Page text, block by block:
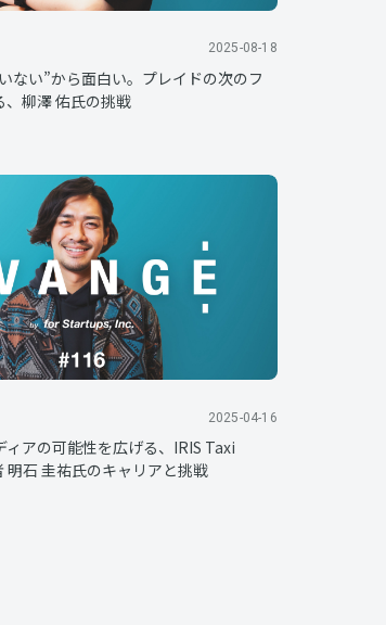
2025-08-18
ない”から面白い。プレイドの次のフ
、柳澤 佑氏の挑戦
2025-04-16
ィアの可能性を広げる、IRIS Taxi
明石 圭祐氏のキャリアと挑戦